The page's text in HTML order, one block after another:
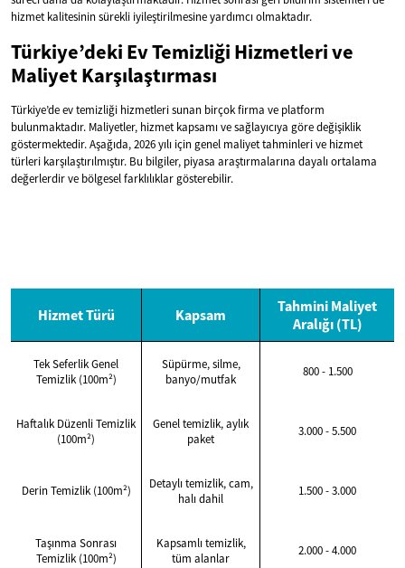
hizmet kalitesinin sürekli iyileştirilmesine yardımcı olmaktadır.
Türkiye’deki Ev Temizliği Hizmetleri ve
Maliyet Karşılaştırması
Türkiye’de ev temizliği hizmetleri sunan birçok firma ve platform
bulunmaktadır. Maliyetler, hizmet kapsamı ve sağlayıcıya göre değişiklik
göstermektedir. Aşağıda, 2026 yılı için genel maliyet tahminleri ve hizmet
türleri karşılaştırılmıştır. Bu bilgiler, piyasa araştırmalarına dayalı ortalama
değerlerdir ve bölgesel farklılıklar gösterebilir.
Hizmet Türü Kapsam
Tahmini Maliyet
Aralığı (TL)
Tek Seferlik Genel
Temizlik (100m²)
Süpürme, silme,
banyo/mutfak
800 - 1.500
Haftalık Düzenli Temizlik
(100m²)
Genel temizlik, aylık
paket
3.000 - 5.500
Derin Temizlik (100m²)
Detaylı temizlik, cam,
halı dahil
1.500 - 3.000
Taşınma Sonrası
Temizlik (100m²)
Kapsamlı temizlik,
tüm alanlar
2.000 - 4.000